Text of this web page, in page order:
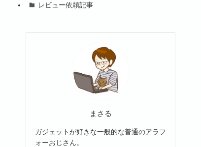
レビュー依頼記事
まさる
ガジェットが好きな一般的な普通のアラフ
ォーおじさん。